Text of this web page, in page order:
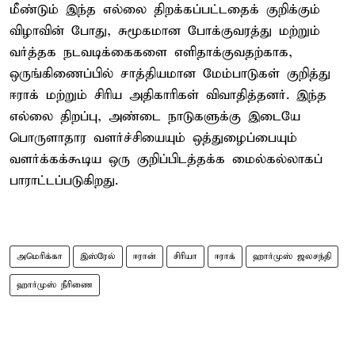
மீண்டும் இந்த எல்லை திறக்கப்பட்டதைக் குறிக்கும்
விழாவின் போது, ​​சுமூகமான போக்குவரத்து மற்றும்
வர்த்தக நடவடிக்கைகளை எளிதாக்குவதற்காக,
ஒருங்கிணைப்பில் சாத்தியமான மேம்பாடுகள் குறித்து
ஈராக் மற்றும் சிரிய அதிகாரிகள் விவாதித்தனர். இந்த
எல்லை திறப்பு, அண்டை நாடுகளுக்கு இடையே
பொருளாதார வளர்ச்சியையும் ஒத்துழைப்பையும்
வளர்க்கக்கூடிய ஒரு குறிப்பிடத்தக்க மைல்கல்லாகப்
பாராட்டப்படுகிறது.
அமெரிக்கா இஸ்ரேல் ஈரான் சிரியா ஈராக் ஹார்முஸ் ஜலசந்தி
ஹார்முஸ் நீரிணை